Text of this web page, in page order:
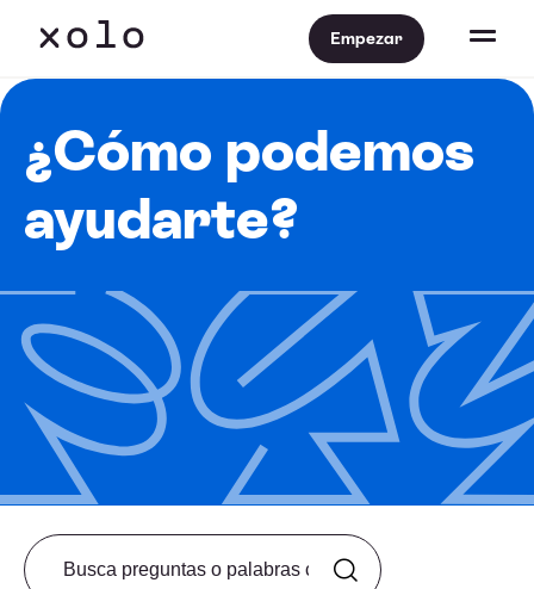
Empezar
¿Cómo podemos
ayudarte?
Search from FAQ